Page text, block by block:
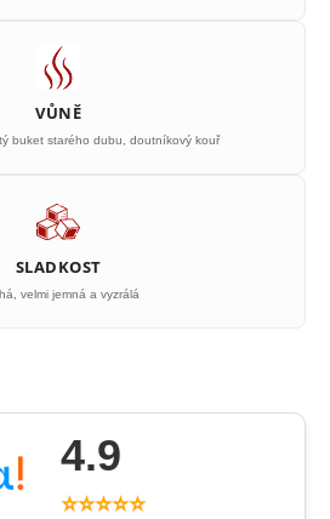
VŮNĚ
buket starého dubu, doutníkový kouř
SLADKOST
velmi jemná a vyzrálá
4.9
⭐⭐⭐⭐⭐